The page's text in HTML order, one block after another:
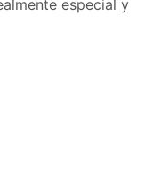
especial y